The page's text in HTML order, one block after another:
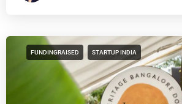
FUNDINGRAISED STARTUP INDIA